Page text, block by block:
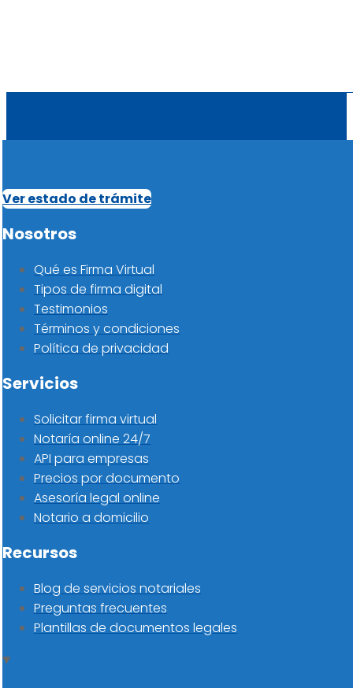
Ver estado de trámite
Nosotros
Qué es Firma Virtual
Tipos de firma digital
Testimonios
Términos y condiciones
Política de privacidad
Servicios
Solicitar firma virtual
Notaría online 24/7
API para empresas
Precios por documento
Asesoría legal online
Notario a domicilio
Recursos
Blog de servicios notariales
Preguntas frecuentes
Plantillas de documentos legales